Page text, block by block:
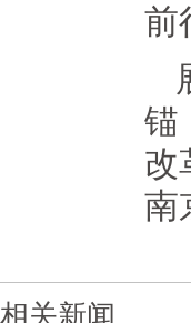
前
锚
改
南
相关新闻